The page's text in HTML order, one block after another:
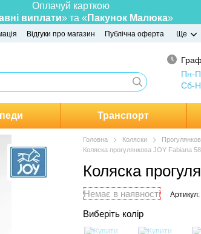
Оплачуй карткою
виплати» та « Пакунок Малюка»
Відгуки про магазин Публічна оферта Ще
Пн-
Сб-
Транспорт
Головна Коляски
Коляска прогулянкова JOY Fabiana
Коляска
Немає в наявності
Виберіть колір